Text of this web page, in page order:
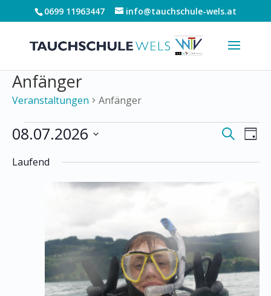
0699 11963447 info@tauchschule-wels.at
Anfänger
Veranstaltungen Anfänger
Veranstaltungen
für
August und
SucheTag
08.07.2026
wählen.
Laufend